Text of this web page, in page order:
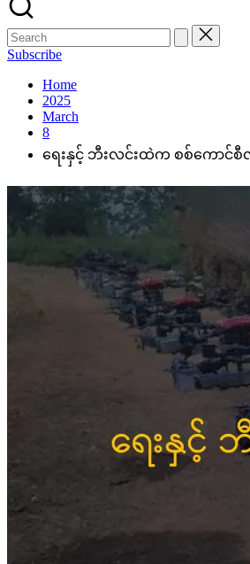
Subscribe
Home
2025
March
8
ရေးနှင့် ဘီးလင်းထဲက စစ်ကောင်စီ